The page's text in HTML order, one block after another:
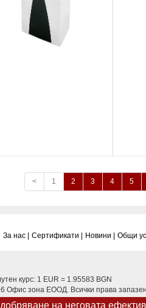
на неговата
< 1 2 3 4 5
За нас | Сертификати | Новини | Общи
курс: 1 EUR = 1.95583 BGN
Офис зона ЕООД. Всички права